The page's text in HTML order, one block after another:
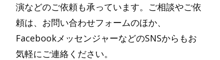
演などのご依頼も承っています。ご相談やご依
頼は、お問い合わせフォームのほか、
FacebookメッセンジャーなどのSNSからもお
気軽にご連絡ください。